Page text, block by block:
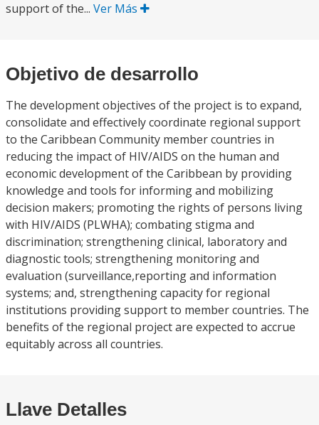
support of the... Ver Más
Objetivo de desarrollo
The development objectives of the project is to expand,
consolidate and effectively coordinate regional support
to the Caribbean Community member countries in
reducing the impact of HIV/AIDS on the human and
economic development of the Caribbean by providing
knowledge and tools for informing and mobilizing
decision makers; promoting the rights of persons living
with HIV/AIDS (PLWHA); combating stigma and
discrimination; strengthening clinical, laboratory and
diagnostic tools; strengthening monitoring and
evaluation (surveillance,reporting and information
systems; and, strengthening capacity for regional
institutions providing support to member countries. The
benefits of the regional project are expected to accrue
equitably across all countries.
Llave Detalles